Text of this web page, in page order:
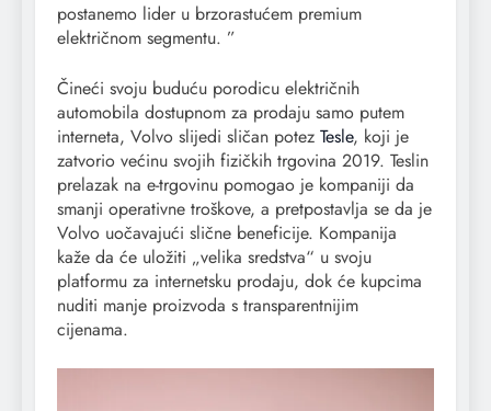
postanemo lider u brzorastućem premium
električnom segmentu. ”
Čineći svoju buduću porodicu električnih
automobila dostupnom za prodaju samo putem
interneta, Volvo slijedi sličan potez Tesle, koji je
zatvorio većinu svojih fizičkih trgovina 2019. Teslin
prelazak na e-trgovinu pomogao je kompaniji da
smanji operativne troškove, a pretpostavlja se da je
Volvo uočavajući slične beneficije. Kompanija
kaže da će uložiti „velika sredstva“ u svoju
platformu za internetsku prodaju, dok će kupcima
nuditi manje proizvoda s transparentnijim
cijenama.